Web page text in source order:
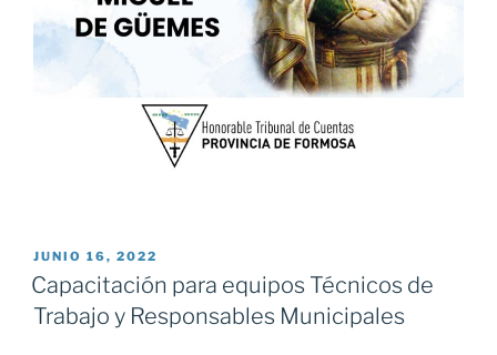
PUBLICADO
EL
JUNIO 16, 2022
Capacitación para equipos Técnicos de
Trabajo y Responsables Municipales